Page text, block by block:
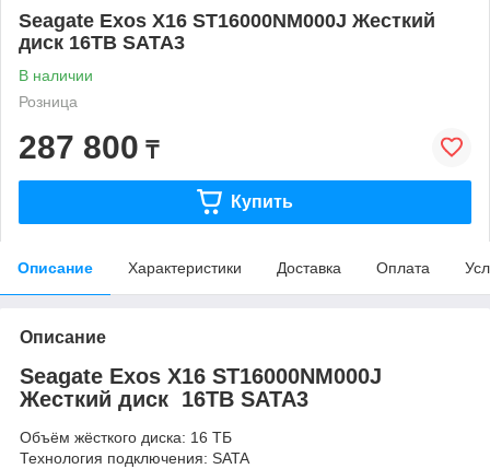
Seagate Exos X16 ST16000NM000J Жесткий
диск 16TB SATA3
В наличии
Розница
287 800 ₸
Купить
Описание Характеристики Доставка Оплата
Описание
Seagate Exos X16 ST16000NM000J
Жесткий диск 16TB SATA3
Объём жёсткого диска: 16 ТБ
Технология подключения: SATA